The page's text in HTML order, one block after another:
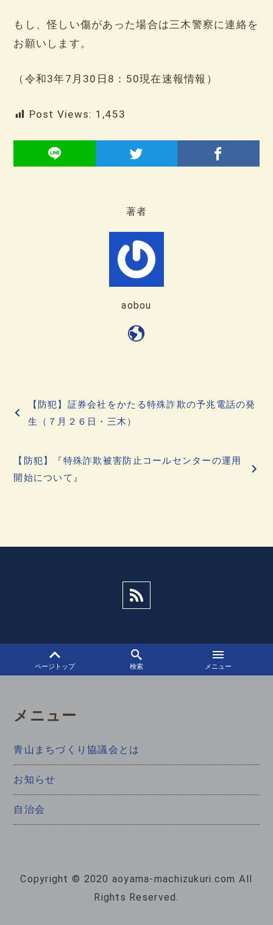
もし、怪しい傷があった場合は三木警察に連絡を
お願いします。
（令和3年7月30日8：50現在速報情報）
Post Views: 1,453
著者
aobou
稿
ビ
シ
【防犯】証券会社をかたる特殊詐欺の予兆電話の発
生（７月２６日・三木）
【防犯】『特殊詐欺被害防止コールセンターの運用
開始について』
ページトップ 検索 メニュー
メニュー
青山まちづくり協議会とは
お知らせ
自治会
Copyright © 2020 aoyama-machizukuri.com All
Rights Reserved.